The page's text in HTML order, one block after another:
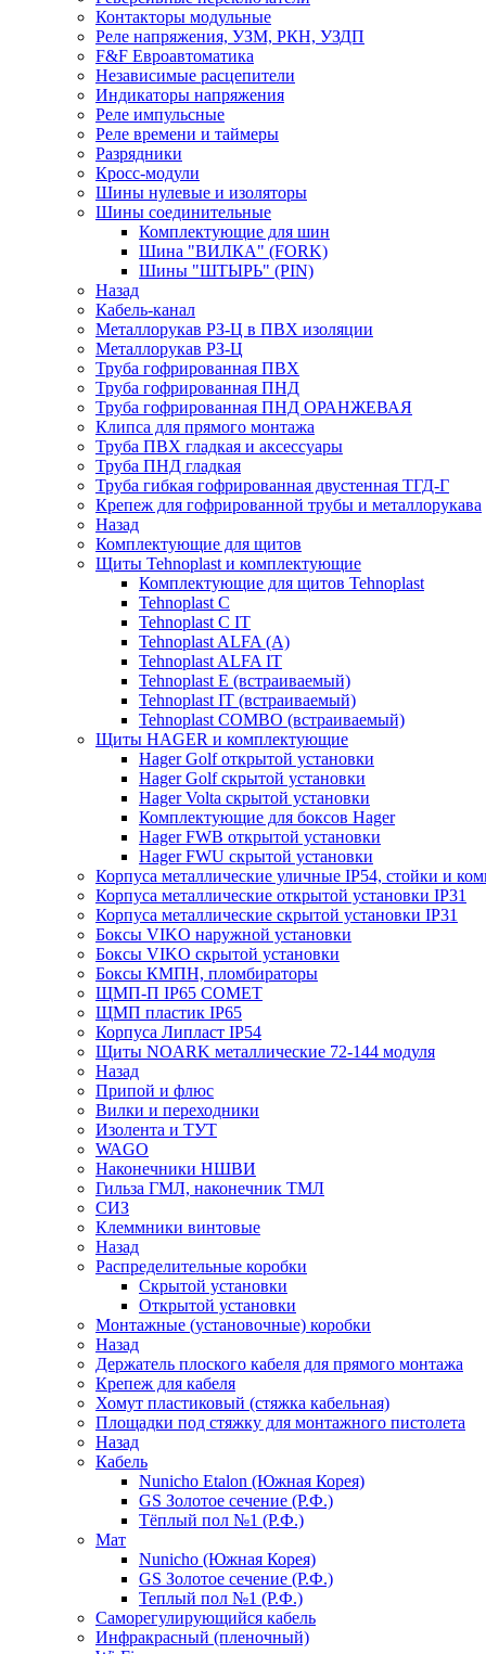
Контакторы модульные
Реле напряжения, УЗМ, РКН, УЗДП
F&F Евроавтоматика
Независимые расцепители
Индикаторы напряжения
Реле импульсные
Реле времени и таймеры
Разрядники
Кросс-модули
Шины нулевые и изоляторы
Шины соединительные
Комплектующие для шин
Шина "ВИЛКА" (FORK)
Шины "ШТЫРЬ" (PIN)
Назад
Кабель-канал
Металлорукав РЗ-Ц в ПВХ изоляции
Металлорукав РЗ-Ц
Труба гофрированная ПВХ
Труба гофрированная ПНД
Труба гофрированная ПНД ОРАНЖЕВАЯ
Клипса для прямого монтажа
Труба ПВХ гладкая и аксессуары
Труба ПНД гладкая
Труба гибкая гофрированная двустенная ТГД-Г
Крепеж для гофрированной трубы и металлорукава
Назад
Комплектующие для щитов
Щиты Tehnoplast и комплектующие
Комплектующие для щитов Tehnoplast
Tehnoplast C
Tehnoplast C IT
Tehnoplast ALFA (А)
Tehnoplast ALFA IT
Tehnoplast E (встраиваемый)
Tehnoplast IT (встраиваемый)
Tehnoplast COMBO (встраиваемый)
Щиты HAGER и комплектующие
Hager Golf открытой установки
Hager Golf скрытой установки
Hager Volta скрытой установки
Комплектующие для боксов Hager
Hager FWB открытой установки
Hager FWU скрытой установки
Корпуса металлические уличные IP54, стойки и
Корпуса металлические открытой установки IP31
Корпуса металлические скрытой установки IP31
Боксы VIKO наружной установки
Боксы VIKO скрытой установки
Боксы КМПН, пломбираторы
ЩМП-П IP65 COMET
ЩМП пластик IP65
Корпуса Липласт IP54
Щиты NOARK металлические 72-144 модуля
Назад
Припой и флюс
Вилки и переходники
Изолента и ТУТ
WAGO
Наконечники НШВИ
Гильза ГМЛ, наконечник ТМЛ
СИЗ
Клеммники винтовые
Назад
Распределительные коробки
Скрытой установки
Открытой установки
Монтажные (установочные) коробки
Назад
Держатель плоского кабеля для прямого монтажа
Крепеж для кабеля
Хомут пластиковый (стяжка кабельная)
Площадки под стяжку для монтажного пистолета
Назад
Кабель
Nunicho Etalon (Южная Корея)
GS Золотое сечение (Р.Ф.)
Тёплый пол №1 (Р.Ф.)
Мат
Nunicho (Южная Корея)
GS Золотое сечение (Р.Ф.)
Теплый пол №1 (Р.Ф.)
Саморегулирующийся кабель
Инфракрасный (пленочный)